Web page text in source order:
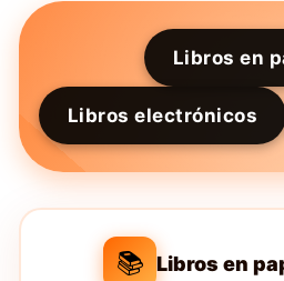
Libros en
Libros electrónicos
📚 Libros en